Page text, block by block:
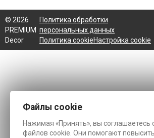
© 2026
PREMIUM
Decor
Политика обработки
персональных данных
Политика cookieНастройка cookie
Файлы cookie
Нажимая «Принять», вы соглашаетесь
файлов cookie. Они помогают